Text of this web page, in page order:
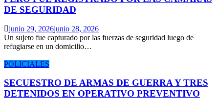
DE SEGURIDAD
junio 29, 2026junio 28, 2026
Un sujeto fue capturado por las fuerzas de seguridad luego de
refugiarse en un domicilio…
POLICIALES
SECUESTRO DE ARMAS DE GUERRA Y TRES
DETENIDOS EN OPERATIVO PREVENTIVO